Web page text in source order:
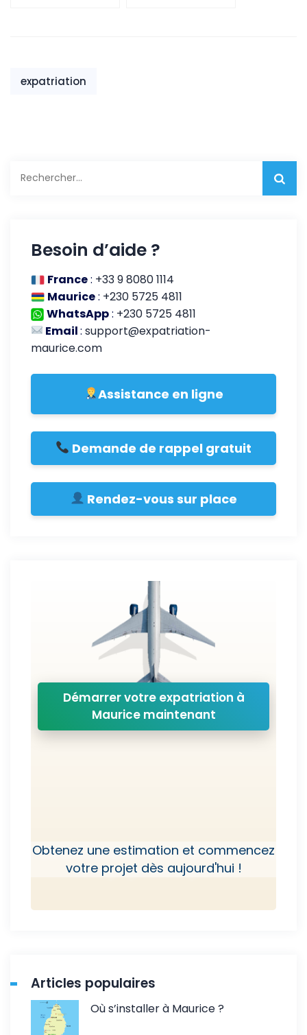
expatriation
Besoin d’aide ?
France: +33 9 8080 1114
Maurice: +230 5725 4811
WhatsApp: +230 5725 4811
Email:support@expatriation-
maurice.com
Assistance en ligne
Demande de rappel gratuit
Rendez-vous sur place
Démarrer votre expatriation à
Maurice maintenant
Obtenez une estimation et commencez
votre projet dès aujourd'hui !
Articles populaires
Où s’installer à Maurice ?